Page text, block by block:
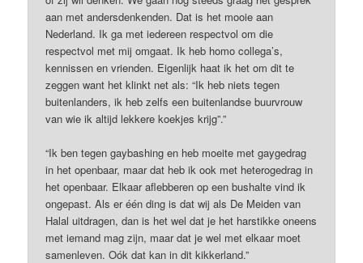
aan met andersdenkenden. Dat is het mooie aan
Nederland. Ik ga met iedereen respectvol om die
respectvol met mij omgaat. Ik heb homo collega’s,
kennissen en vrienden. Eigenlijk haat ik het om dit te
zeggen want het klinkt net als: “Ik heb niets tegen
buitenlanders, ik heb zelfs een buitenlandse buurvrouw
van wie ik altijd lekkere koekjes krijg”.”
“Ik ben tegen gaybashing en heb moeite met gaygedrag
in het openbaar, maar dat heb ik ook met heterogedrag in
het openbaar. Elkaar aflebberen op een bushalte vind ik
ongepast. Als er één ding is dat wij als De Meiden van
Halal uitdragen, dan is het wel dat je het harstikke oneens
met iemand mag zijn, maar dat je wel met elkaar moet
samenleven. Oók dat kan in dit kikkerland.”